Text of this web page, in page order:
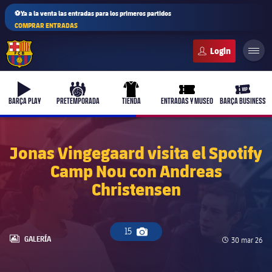
⚽Ya a la venta las entradas para los primeros partidos
COMPRAR ENTRADAS
b-play
BARÇA PLAY
culers-ball
PRETEMPORADA
uniform
TIENDA
ticket-full
ENTRADAS Y MUSEO
ticket-
BARÇA BUSINESS
PLUSICON
MÁS
Primer equipo
Jonas Vingegaard visita el Spotify
Camp Nou con Andreas
Christensen
15
Icono de cámara
LABEL.ARIA.GALLERY
GALERÍA Fecha de
30 mar 26